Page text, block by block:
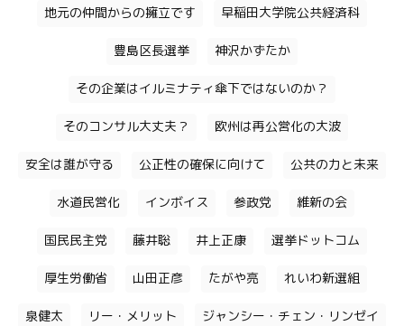
地元の仲間からの擁立です 早稲田大学院公共経済科
豊島区長選挙 神沢かずたか
その企業はイルミナティ傘下ではないのか？
そのコンサル大丈夫？ 欧州は再公営化の大波
安全は誰が守る 公正性の確保に向けて 公共の力と未来
水道民営化 インボイス 参政党 維新の会
国民民主党 藤井聡 井上正康 選挙ドットコム
厚生労働省 山田正彦 たがや亮 れいわ新選組
泉健太 リー・メリット ジャンシー・チェン・リンゼイ